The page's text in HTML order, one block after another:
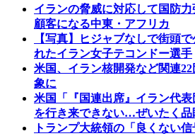
イランの脅威に対応して国防
顧客になる中東・アフリカ
【写真】ヒジャブなしで街頭
れたイラン女子テコンドー選手
米国、イラン核開発など関連
象に
米国「『国連出席』イラン代
を行き来できない…ぜいたく品
トランプ大統領の「良くない